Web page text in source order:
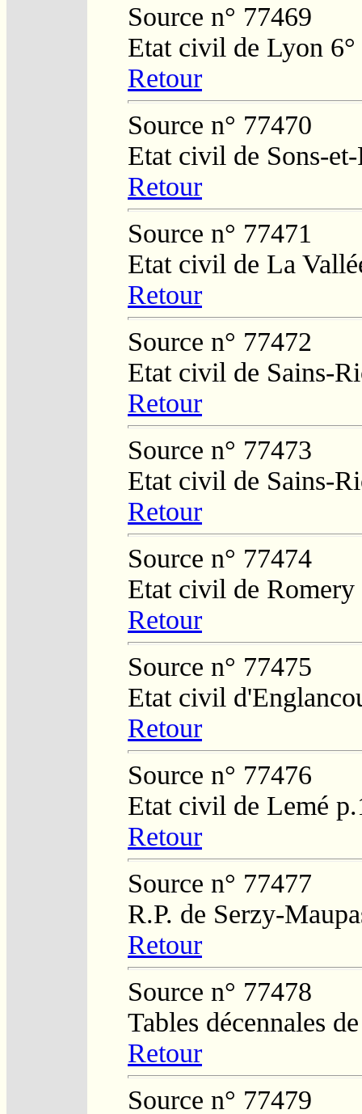
Source n° 77469
Etat civil de Lyon
Retour
Source n° 77470
Etat civil de Sons-
Retour
Source n° 77471
Etat civil de La
Retour
Source n° 77472
Etat civil de Sains-
Retour
Source n° 77473
Etat civil de Sains-
Retour
Source n° 77474
Etat civil de Romery
Retour
Source n° 77475
Etat civil
Retour
Source n° 77476
Etat civil de Lemé
Retour
Source n° 77477
R.P. de Serzy-
Retour
Source n° 77478
Tables décennales
Retour
Source n° 77479